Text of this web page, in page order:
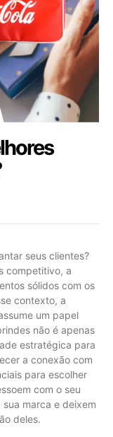
seus clientes?
competitivo, a
sólidos com os
contexto, a
um papel
não é apenas
estratégica para
a conexão com
para escolher
com o seu
marca e deixem
deles.